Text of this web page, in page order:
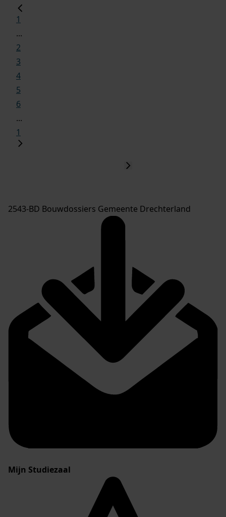
1
...
2
3
4
5
6
...
1
2543-BD Bouwdossiers Gemeente Drechterland
Mijn Studiezaal